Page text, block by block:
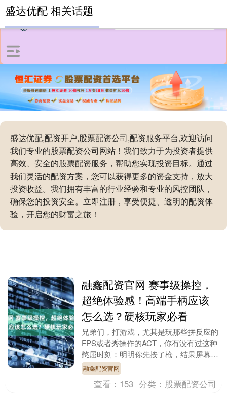
盛达优配,配资开户,股票配资公司,配资服务平台,欢迎访问
我们专业的股票配资公司网站！我们致力于为投资者提供
高效、安全的股票配资服务，帮助您实现投资目标。通过
我们灵活的配资方案，您可以获得更多的资金支持，放大
投资收益。我们拥有丰富的行业经验和专业的风控团队，
确保您的投资安全。立即注册，享受便捷、透明的配资体
验，开启您的财富之旅！
盛达优配 相关话题
融鑫配资官网 赛事级操控，
超绝体验感！高端手柄应该
怎么选？硬核玩家必看
兄弟们，打游戏，尤其是玩那些拼反应的
FPS或者秀操作的ACT，你有没有过这种
憋屈时刻：明明你先按了枪，结果屏幕先
黑的是你；明明精准微操能躲的技能，人
物却像脚底抹....
融鑫配资官网
查看： 153 分类： 股票配资公司